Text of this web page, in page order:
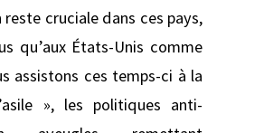
reste cruciale dans ces pays,
qu’aux États-Unis comme
assistons ces temps-ci à la
», les politiques anti-